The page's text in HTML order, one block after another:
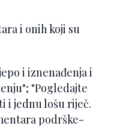
i onih koji su
i iznenađenja i
"Pogledajte
i jednu lošu riječ.
podrške-